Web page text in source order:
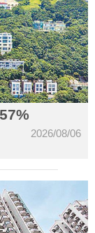
2026/08/06